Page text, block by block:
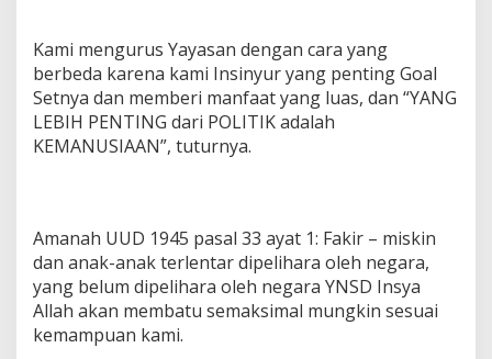
Kami mengurus Yayasan dengan cara yang
berbeda karena kami Insinyur yang penting Goal
Setnya dan memberi manfaat yang luas, dan “YANG
LEBIH PENTING dari POLITIK adalah
KEMANUSIAAN”, tuturnya.
Amanah UUD 1945 pasal 33 ayat 1: Fakir – miskin
dan anak-anak terlentar dipelihara oleh negara,
yang belum dipelihara oleh negara YNSD Insya
Allah akan membatu semaksimal mungkin sesuai
kemampuan kami.